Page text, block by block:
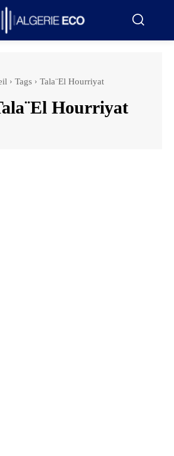
Tags Tala¨El Hourriyat
Hourriyat